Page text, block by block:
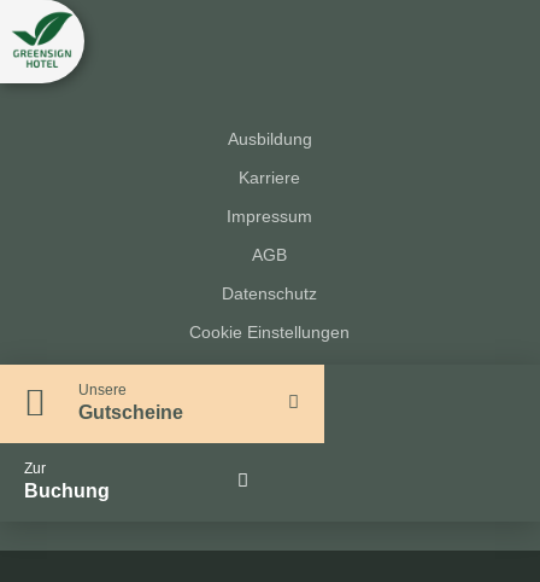
Ausbildung
Karriere
Impressum
AGB
Datenschutz
Cookie Einstellungen
Unsere
Gutscheine
Zur
Buchung